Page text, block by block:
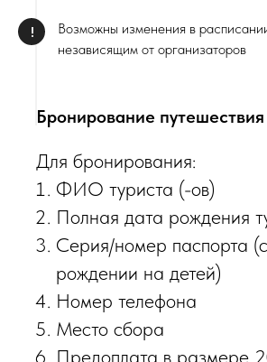
!
Возможны изменения в
независящим от организаторов
Бронирование путешествия
Для бронирования:
ФИО туриста (-ов)
Полная дата рождения
Серия/номер паспорта
рождении на детей)
Номер телефона
Место сбора
Предоплата в размере